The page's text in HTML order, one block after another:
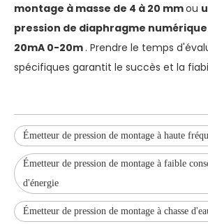
montage à masse de 4 à 20 mmou
pression de diaphragme
20mA 0-20m . Prendre le temps
spécifiques garantit le succès et la
Émetteur de pression de montage à haute
Émetteur de pression de montage à faible
d'énergie
Émetteur de pression de montage à chasse